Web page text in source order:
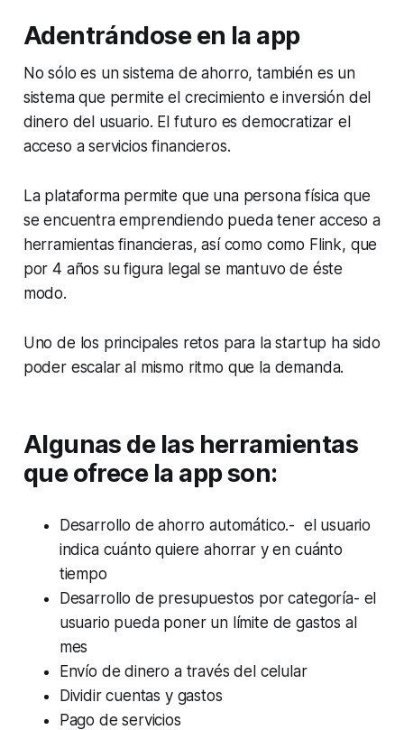
Adentrándose en la app
No sólo es un sistema de ahorro, también es un
sistema que permite el crecimiento e inversión del
dinero del usuario. El futuro es democratizar el
acceso a servicios financieros.
La plataforma permite que una persona física que
se encuentra emprendiendo pueda tener acceso a
herramientas financieras, así como como Flink, que
por 4 años su figura legal se mantuvo de éste
modo.
Uno de los principales retos para la startup ha sido
poder escalar al mismo ritmo que la demanda.
Algunas de las herramientas
que ofrece la app son:
Desarrollo de ahorro automático.- el usuario
indica cuánto quiere ahorrar y en cuánto
tiempo
Desarrollo de presupuestos por categoría- el
usuario pueda poner un límite de gastos al
mes
Envío de dinero a través del celular
Dividir cuentas y gastos
Pago de servicios